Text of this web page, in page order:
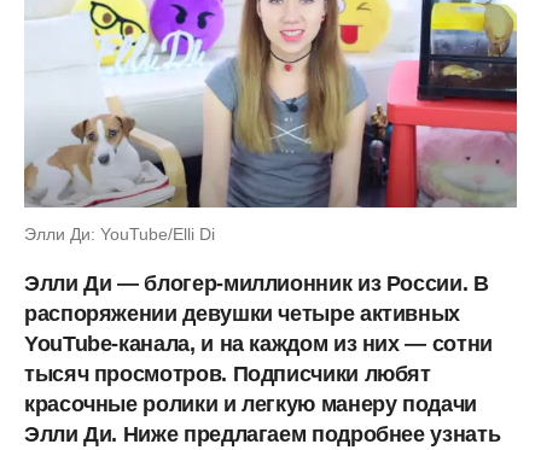
Элли Ди: YouTube/Elli Di
Элли Ди — блогер-миллионник из России. В
распоряжении девушки четыре активных
YouTube-канала, и на каждом из них — сотни
тысяч просмотров. Подписчики любят
красочные ролики и легкую манеру подачи
Элли Ди. Ниже предлагаем подробнее узнать